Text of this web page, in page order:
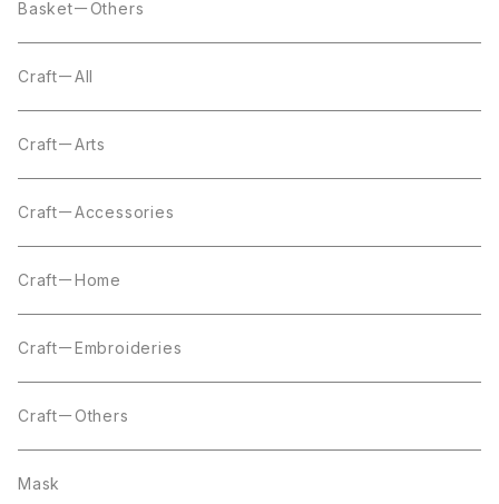
BasketーOthers
CraftーAll
CraftーArts
CraftーAccessories
CraftーHome
CraftーEmbroideries
CraftーOthers
Mask